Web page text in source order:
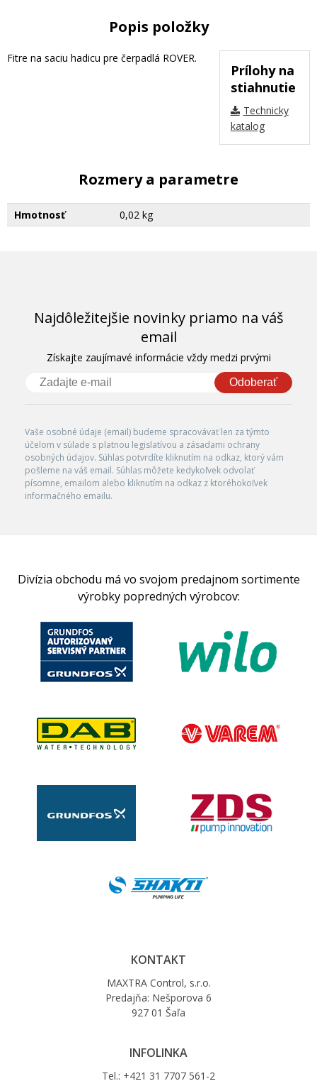
Popis položky
Prílohy na
stiahnutie
Technicky
katalog
Fitre na saciu hadicu pre čerpadlá ROVER.
Rozmery a parametre
Hmotnosť 0,02 kg
Najdôležitejšie novinky priamo na váš
email
Získajte zaujímavé informácie vždy medzi prvými
Odoberať
Vaše osobné údaje (email) budeme spracovávať len za týmto
účelom v súlade s platnou legislatívou a zásadami ochrany
osobných údajov. Súhlas potvrdíte kliknutím na odkaz, ktorý vám
pošleme na váš email. Súhlas môžete kedykoľvek odvolať
písomne, emailom alebo kliknutím na odkaz z ktoréhokoľvek
informačného emailu.
Divízia obchodu má vo svojom predajnom sortimente
výrobky popredných výrobcov:
KONTAKT
MAXTRA Control, s.r.o.
Predajňa: Nešporova 6
927 01 Šaľa
INFOLINKA
Tel.: +421 31 7707 561-2